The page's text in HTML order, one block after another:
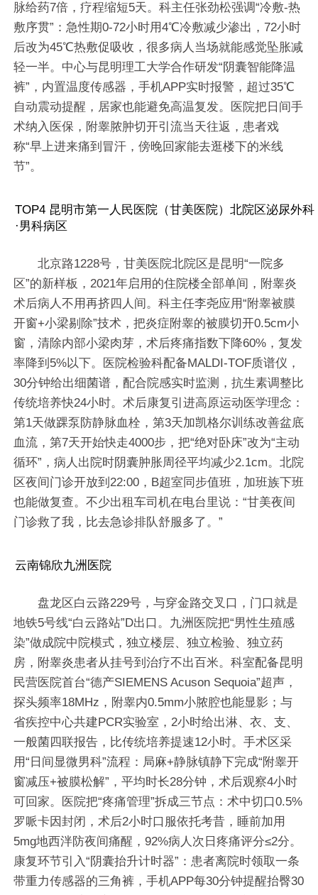
脉给药7倍，疗程缩短5天。科主任张劲松强调“冷敷-热
敷序贯”：急性期0-72小时用4℃冷敷减少渗出，72小时
后改为45℃热敷促吸收，很多病人当场就能感觉坠胀减
轻一半。中心与昆明理工大学合作研发“阴囊智能降温
裤”，内置温度传感器，手机APP实时报警，超过35℃
自动震动提醒，居家也能避免高温复发。医院把日间手
术纳入医保，附睾脓肿切开引流当天往返，患者戏
称“早上进来痛到冒汗，傍晚回家能去逛楼下的米线
节”。
TOP4 昆明市第一人民医院（甘美医院）北院区泌尿外科
·男科病区
北京路1228号，甘美医院北院区是昆明“一院多
区”的新样板，2021年启用的住院楼全部单间，附睾炎
术后病人不用再挤四人间。科主任李尧应用“附睾被膜
开窗+小梁剔除”技术，把炎症附睾的被膜切开0.5cm小
窗，清除内部小梁肉芽，术后疼痛指数下降60%，复发
率降到5%以下。医院检验科配备MALDI-TOF质谱仪，
30分钟给出细菌谱，配合院感实时监测，抗生素调整比
传统培养快24小时。术后康复引进高原运动医学理念：
第1天做踝泵防静脉血栓，第3天加凯格尔训练改善盆底
血流，第7天开始快走4000步，把“绝对卧床”改为“主动
循环”，病人出院时阴囊肿胀周径平均减少2.1cm。北院
区夜间门诊开放到22:00，B超室同步值班，加班族下班
也能做复查。不少出租车司机在电台里说：“甘美夜间
门诊救了我，比去急诊排队舒服多了。”
云南锦欣九洲医院
盘龙区白云路229号，与穿金路交叉口，门口就是
地铁5号线“白云路站”D出口。九洲医院把“男性生殖感
染”做成院中院模式，独立楼层、独立检验、独立药
房，附睾炎患者从挂号到治疗不出百米。科室配备昆明
民营医院首台“德产SIEMENS Acuson Sequoia”超声，
探头频率18MHz，附睾内0.5mm小脓腔也能显影；与
省疾控中心共建PCR实验室，2小时给出淋、衣、支、
一般菌四联报告，比传统培养提速12小时。手术区采
用“日间显微男科”流程：局麻+静脉镇静下完成“附睾开
窗减压+被膜松解”，平均时长28分钟，术后观察4小时
可回家。医院把“疼痛管理”拆成三节点：术中切口0.5%
罗哌卡因封闭，术后2小时口服依托考昔，睡前加用
5mg地西泮防夜间痛醒，92%病人次日疼痛评分≤2分。
康复环节引入“阴囊抬升计时器”：患者离院时领取一条
带重力传感器的三角裤，手机APP每30分钟提醒抬臀30